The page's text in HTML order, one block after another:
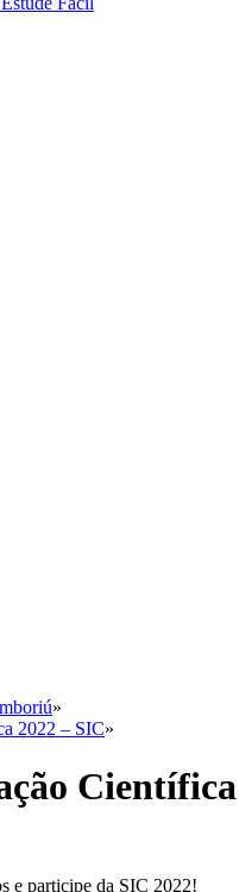
»
2022 – SIC»
e participe da SIC 2022!